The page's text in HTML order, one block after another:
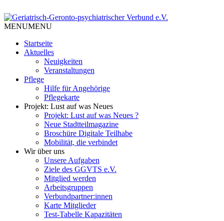
to
content
Geriatrisch-Geronto-
psychiatrischer Verbund e.V.
Tempelhof Schöneberg
MENUMENU
Startseite
Aktuelles
Neuigkeiten
Veranstaltungen
Pflege
Hilfe für Angehörige
Pflegekarte
Projekt: Lust auf was Neues
Projekt: Lust auf was Neues ?
Neue Stadtteilmagazine
Broschüre Digitale Teilhabe
Mobilität, die verbindet
Wir über uns
Unsere Aufgaben
Ziele des GGVTS e.V.
Mitglied werden
Arbeitsgruppen
Verbundpartner:innen
Karte Mitglieder
Test-Tabelle Kapazitäten